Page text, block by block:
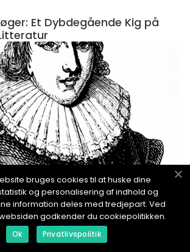
Et Dybdegående Kig på
bruges cookies til at huske dine
og personalisering af indhold og
information deles med tredjepart. Ved
godkender du cookiepolitikken.
Ok Privatlivspolitik